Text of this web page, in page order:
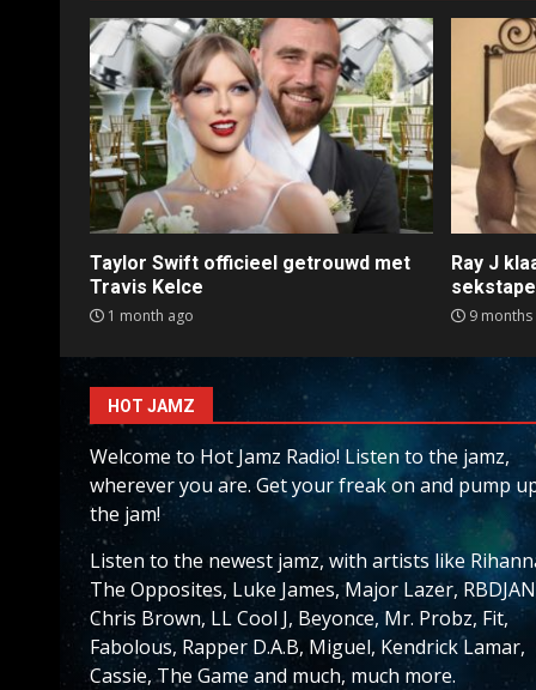
Taylor Swift officieel getrouwd met
Travis Kelce
1 month ago
Ray J
sekstape
9 months
HOT JAMZ
Welcome to Hot Jamz Radio! Listen to the jamz,
wherever you are. Get your freak on and pump
the jam!
Listen to the newest jamz, with artists like
The Opposites, Luke James, Major Lazer,
Chris Brown, LL Cool J, Beyonce, Mr. Probz, Fit,
Fabolous, Rapper D.A.B, Miguel, Kendrick Lamar,
Cassie, The Game and much, much more.